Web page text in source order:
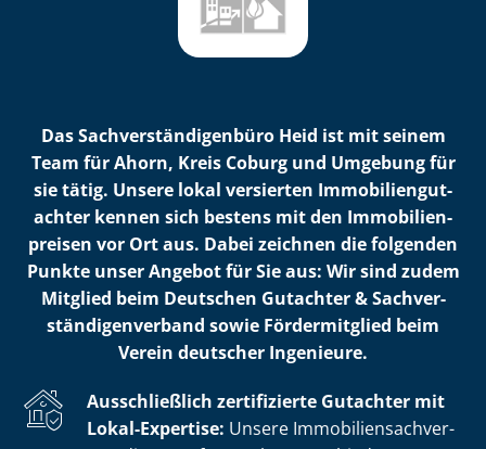
Das Sach­ver­stän­di­gen­bü­ro Heid ist mit seinem
Team für Ahorn, Kreis Coburg und Umgebung für
sie tätig. Unsere lokal versierten Im­mo­bi­li­en­gut­
ach­ter kennen sich bestens mit den Im­mo­bi­li­en­
prei­sen vor Ort aus. Dabei zeichnen die folgenden
Punkte unser Angebot für Sie aus: Wir sind zudem
Mitglied beim Deutschen Gutachter & Sach­ver­
stän­di­gen­ver­band sowie Fördermitglied beim
Verein deutscher Ingenieure.
Ausschließlich zertifizierte Gutachter mit
Lokal-Expertise: Unsere Im­mo­bi­li­en­sach­ver­